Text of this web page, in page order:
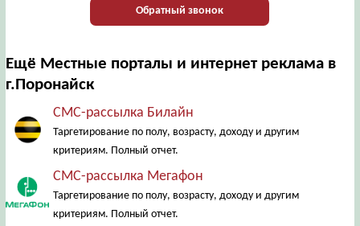
Обратный звонок
Ещё Местные порталы и интернет реклама в
г.Поронайск
СМС-рассылка Билайн
Таргетирование по полу, возрасту, доходу и другим
критериям. Полный отчет.
СМС-рассылка Мегафон
Таргетирование по полу, возрасту, доходу и другим
критериям. Полный отчет.